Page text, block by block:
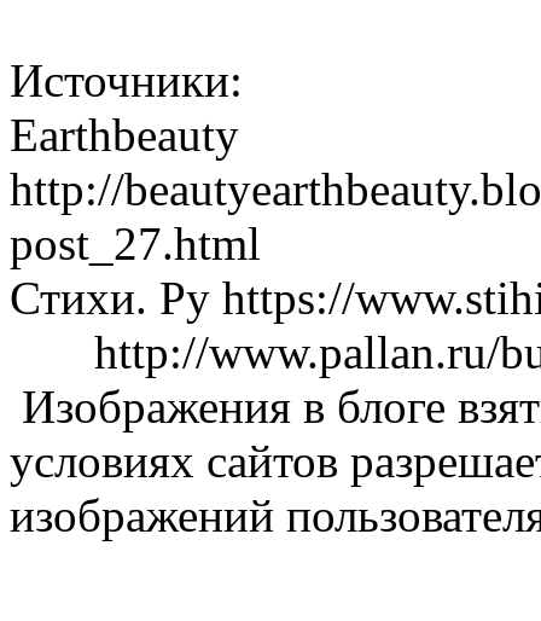
Источники:
Earthbeauty
http://
post_27.html
Стихи. Ру https://
http://www.pallan.ru/
Изображения в блоге
условиях сайтов
изображений